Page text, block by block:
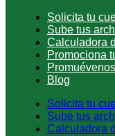
Solicita tu
Sube tus
Calculadora
Promociona
Promuévenos
Blog
Solicita tu
Sube tus
Calculadora